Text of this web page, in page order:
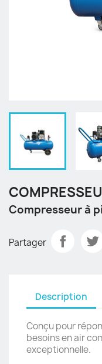
Compresseur à
Partager
Description
Conçu pour
besoins en air
exceptionnelle.